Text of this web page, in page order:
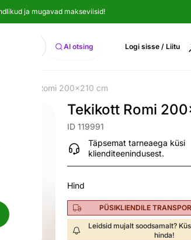
ja mugavad makseviisid!
Otsi AI otsing Logi sisse / Liitu
Tekikott Romi 200x210 cm
Tekikott Romi
ID 119991
Täpsemat tarneaega küsi
klienditeenindusest.
Hind
PÜSIKLIENDILE
Leidsid mujalt soodsamalt?
hinda!